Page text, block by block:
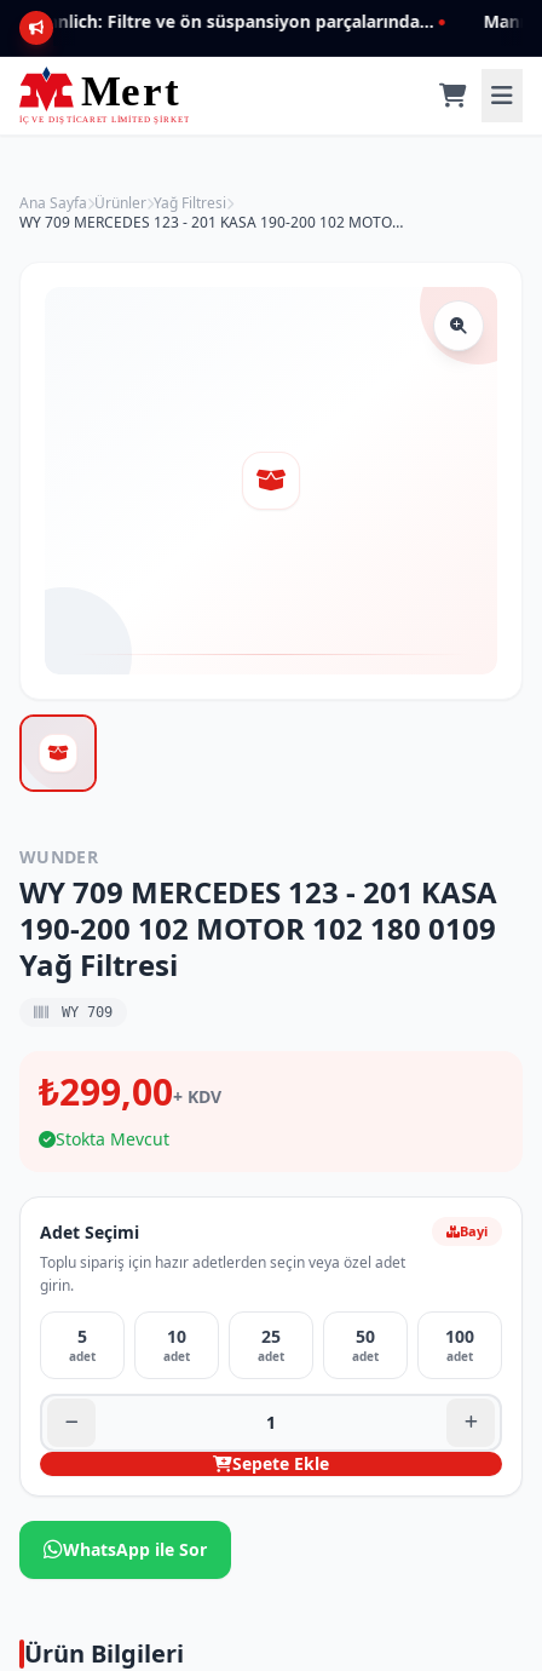
Mannlich: Filtre ve ön süspansiyon parçalarında genişleyen ürün yelpazesiyle kalite ve güven.
Ana Sayfa Ürünler Yağ Filtresi
WY 709 MERCEDES 123 - 201 KASA 190-200 102 MOTOR 102 180 0109 Yağ Filtresi
WUNDER
WY 709 MERCEDES 123 - 201 KASA
190-200 102 MOTOR 102 180 0109
Yağ Filtresi
WY 709
₺299,00+ KDV
Stokta Mevcut
Adet Seçimi
Toplu sipariş için hazır adetlerden seçin veya özel adet
girin.
Bayi
5
adet
10
adet
25
adet
50
adet
100
adet
Sepete Ekle
WhatsApp ile Sor
Ürün Bilgileri